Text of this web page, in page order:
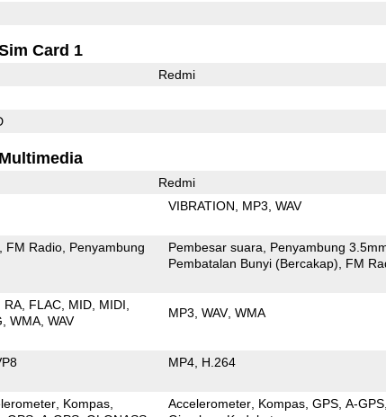
Card 1
Redmi
Multimedia
Redmi
VIBRATION MP3 WAV
FM Radio Penyambung
Pembesar suara
Penyambung
Pembatalan Bunyi (Bercakap)
FM
RA FLAC MID MIDI
WMA WAV
MP3 WAV WMA
MP4 H.264
Kompas
Accelerometer Kompas GPS A-GPS